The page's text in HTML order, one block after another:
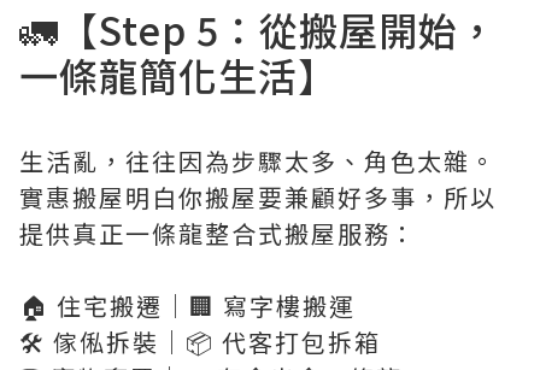
🚛【Step 5：從搬屋開始，
一條龍簡化生活】
生活亂，往往因為步驟太多、角色太雜。
實惠搬屋明白你搬屋要兼顧好多事，所以
提供真正一條龍整合式搬屋服務：
🏠 住宅搬遷｜🏢 寫字樓搬運
🛠️ 傢俬拆裝｜📦 代客打包拆箱